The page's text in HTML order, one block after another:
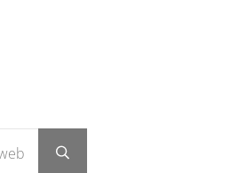
Submit search